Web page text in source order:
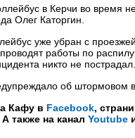
в Керчи во время
Олег Каторгин.
уже убран с
работы по
никто не пострадал.
об штормовом
Кафу в Facebook,
А также на канал Youtube